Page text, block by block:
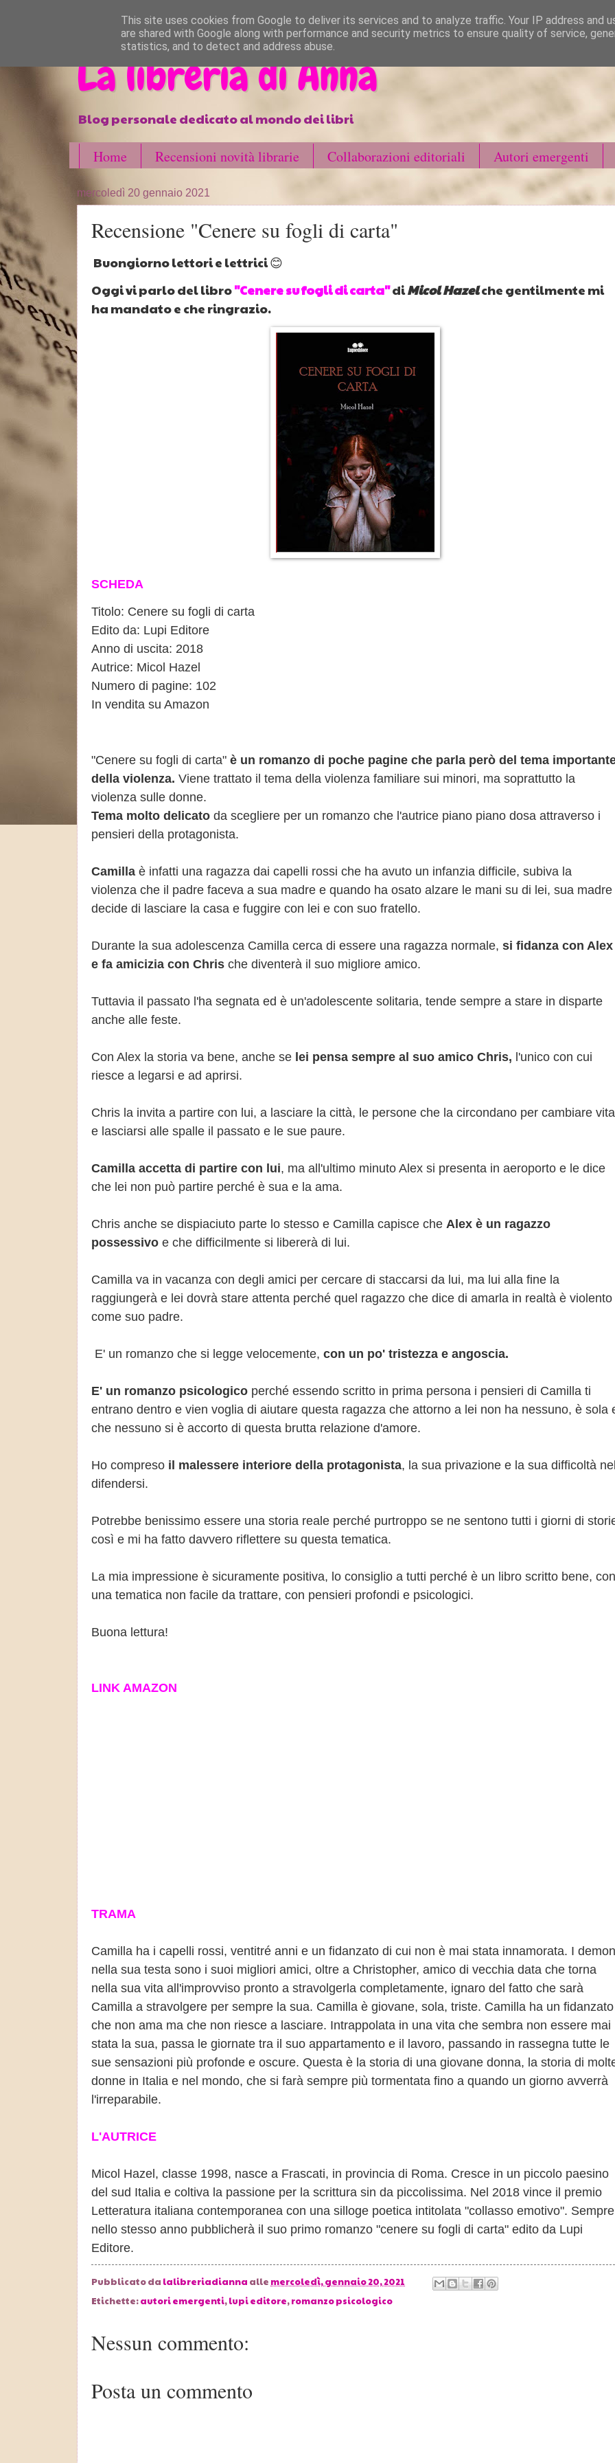
La libreria di Anna
Blog personale dedicato al mondo dei libri
Home Recensioni novità librarie Collaborazioni editoriali Autori emergenti
mercoledì 20 gennaio 2021
Recensione "Cenere su fogli di carta"
Buongiorno lettori e lettrici 😊
Oggi vi parlo del libro"Cenere su fogli di carta"diMicol Hazelche gentilmente mi
ha mandato e che ringrazio.
SCHEDA
Titolo: Cenere su fogli di carta
Edito da: Lupi Editore
Anno di uscita: 2018
Autrice: Micol Hazel
Numero di pagine: 102
In vendita su Amazon
"Cenere su fogli di carta" è un romanzo di poche pagine che parla però del tema
della violenza. Viene trattato il tema della violenza familiare sui minori, ma soprattutto la
violenza sulle donne.
Tema molto delicato da scegliere per un romanzo che l'autrice piano piano dosa attraverso i
pensieri della protagonista.
Camilla è infatti una ragazza dai capelli rossi che ha avuto un infanzia difficile, subiva la
violenza che il padre faceva a sua madre e quando ha osato alzare le mani su di lei, sua madre
decide di lasciare la casa e fuggire con lei e con suo fratello.
Durante la sua adolescenza Camilla cerca di essere una ragazza normale, si fidanza con Alex
e fa amicizia con Chris che diventerà il suo migliore amico.
Tuttavia il passato l'ha segnata ed è un'adolescente solitaria, tende sempre a stare in disparte
anche alle feste.
Con Alex la storia va bene, anche se lei pensa sempre al suo amico Chris, l'unico con cui
riesce a legarsi e ad aprirsi.
Chris la invita a partire con lui, a lasciare la città, le persone che la circondano per cambiare vita
e lasciarsi alle spalle il passato e le sue paure.
Camilla accetta di partire con lui, ma all'ultimo minuto Alex si presenta in aeroporto e le dice
che lei non può partire perché è sua e la ama.
Chris anche se dispiaciuto parte lo stesso e Camilla capisce che Alex è un ragazzo
possessivo e che difficilmente si libererà di lui.
Camilla va in vacanza con degli amici per cercare di staccarsi da lui, ma lui alla fine la
raggiungerà e lei dovrà stare attenta perché quel ragazzo che dice di amarla in realtà è violento
come suo padre.
E' un romanzo che si legge velocemente, con un po' tristezza e angoscia.
E' un romanzo psicologico perché essendo scritto in prima persona i pensieri di Camilla ti
entrano dentro e vien voglia di aiutare questa ragazza che attorno a lei non ha nessuno, è sola
che nessuno si è accorto di questa brutta relazione d'amore.
Ho compreso il malessere interiore della protagonista, la sua privazione e la sua difficoltà nel
difendersi.
Potrebbe benissimo essere una storia reale perché purtroppo se ne sentono tutti i giorni di
così e mi ha fatto davvero riflettere su questa tematica.
La mia impressione è sicuramente positiva, lo consiglio a tutti perché è un libro scritto bene, con
una tematica non facile da trattare, con pensieri profondi e psicologici.
Buona lettura!
LINK AMAZON
TRAMA
Camilla ha i capelli rossi, ventitré anni e un fidanzato di cui non è mai stata innamorata. I
nella sua testa sono i suoi migliori amici, oltre a Christopher, amico di vecchia data che torna
nella sua vita all'improvviso pronto a stravolgerla completamente, ignaro del fatto che sarà
Camilla a stravolgere per sempre la sua. Camilla è giovane, sola, triste. Camilla ha un fidanzato
che non ama ma che non riesce a lasciare. Intrappolata in una vita che sembra non essere mai
stata la sua, passa le giornate tra il suo appartamento e il lavoro, passando in rassegna tutte le
sue sensazioni più profonde e oscure. Questa è la storia di una giovane donna, la storia di
donne in Italia e nel mondo, che si farà sempre più tormentata fino a quando un giorno avverrà
l'irreparabile.
L'AUTRICE
Micol Hazel, classe 1998, nasce a Frascati, in provincia di Roma. Cresce in un piccolo paesino
del sud Italia e coltiva la passione per la scrittura sin da piccolissima. Nel 2018 vince il premio
Letteratura italiana contemporanea con una silloge poetica intitolata "collasso emotivo". Sempre
nello stesso anno pubblicherà il suo primo romanzo "cenere su fogli di carta" edito da Lupi
Editore.
Pubblicato da lalibreriadianna alle mercoledì, gennaio 20, 2021
Etichette:autori emergenti,lupi editore,romanzo psicologico
Nessun commento:
Posta un commento
This site uses cookies from Google to deliver its services and to analyze traffic. Your IP address and
are shared with Google along with performance and security metrics to ensure quality of service,
statistics, and to detect and address abuse.